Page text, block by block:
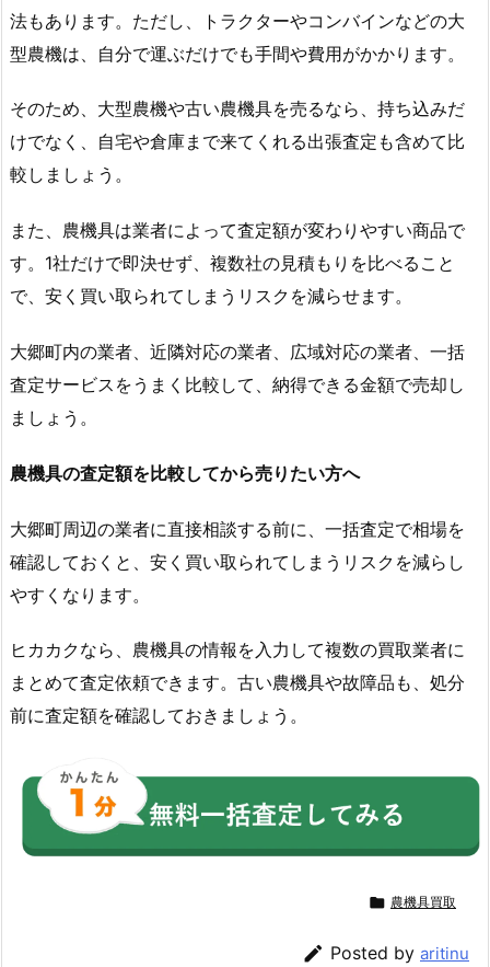
法もあります。ただし、トラクターやコンバインなどの大
型農機は、自分で運ぶだけでも手間や費用がかかります。
そのため、大型農機や古い農機具を売るなら、持ち込みだ
けでなく、自宅や倉庫まで来てくれる出張査定も含めて比
較しましょう。
また、農機具は業者によって査定額が変わりやすい商品で
す。1社だけで即決せず、複数社の見積もりを比べること
で、安く買い取られてしまうリスクを減らせます。
大郷町内の業者、近隣対応の業者、広域対応の業者、一括
査定サービスをうまく比較して、納得できる金額で売却し
ましょう。
農機具の査定額を比較してから売りたい方へ
大郷町周辺の業者に直接相談する前に、一括査定で相場を
確認しておくと、安く買い取られてしまうリスクを減らし
やすくなります。
ヒカカクなら、農機具の情報を入力して複数の買取業者に
まとめて査定依頼できます。古い農機具や故障品も、処分
前に査定額を確認しておきましょう。
 農機具買取
 Posted by aritinu